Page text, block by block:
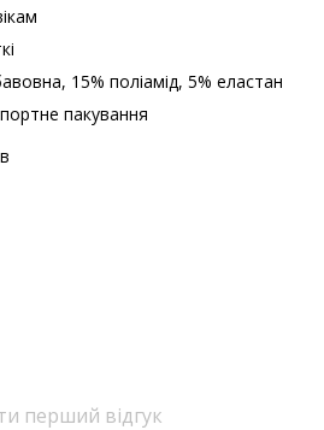
15% поліамід, 5% еластан
пакування
перший відгук